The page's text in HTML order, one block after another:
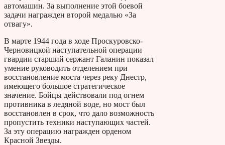
автомашин. За выполнение этой боевой
задачи награжден второй медалью «За
отвагу».
В марте 1944 года в ходе Проскуровско-
Черновицкой наступательной операции
гвардии старший сержант Галанин показал
умение руководить отделением при
восстановление моста через реку Днестр,
имеющего большое стратегическое
значение. Бойцы действовали под огнем
противника в ледяной воде, но мост был
восстановлен в срок, что дало возможность
пропустить техники наступающих частей.
За эту операцию награжден орденом
Красной Звезды.